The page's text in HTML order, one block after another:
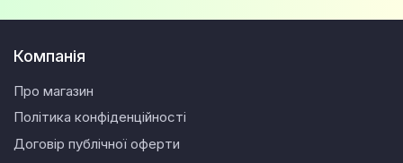
Компанія
Про магазин
Політика конфіденційності
Договір публічної оферти